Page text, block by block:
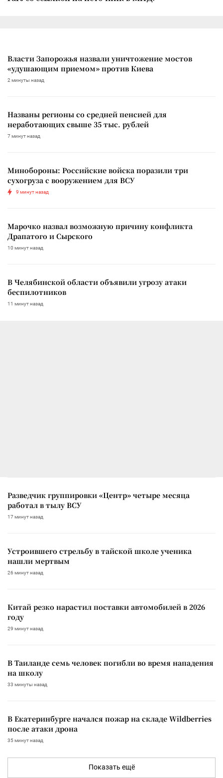
Власти Запорожья назвали уничтожение мостов
«удушающим приемом» против Киева
2 минуты назад
Названы регионы со средней пенсией для
неработающих свыше 35 тыс. рублей
7 минут назад
Минобороны: Российские войска поразили три
сухогруза с вооружением для ВСУ
9 минут назад
Марочко назвал возможную причину конфликта
Драпатого и Сырского
10 минут назад
В Челябинской области объявили угрозу атаки
беспилотников
11 минут назад
Разведчик группировки «Центр» четыре месяца
работал в тылу ВСУ
17 минут назад
Устроившего стрельбу в тайской школе ученика
нашли мертвым
26 минут назад
Китай резко нарастил поставки автомобилей в 2026
году
29 минут назад
В Таиланде семь человек погибли во время нападения
на школу
33 минуты назад
В Екатеринбурге начался пожар на складе Wildberries
после атаки дрона
35 минут назад
Показать ещё